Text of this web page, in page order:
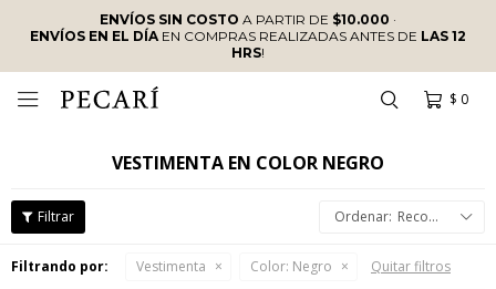
ENVÍOS SIN COSTO A PARTIR DE $10.000 ·
ENVÍOS EN EL DÍAEN COMPRAS REALIZADAS ANTES DE LAS 12
HRS!
$ 0

VESTIMENTA EN COLOR NEGRO
Recomendados
Filtrando por: Vestimenta Color: Negro Quitar filtros